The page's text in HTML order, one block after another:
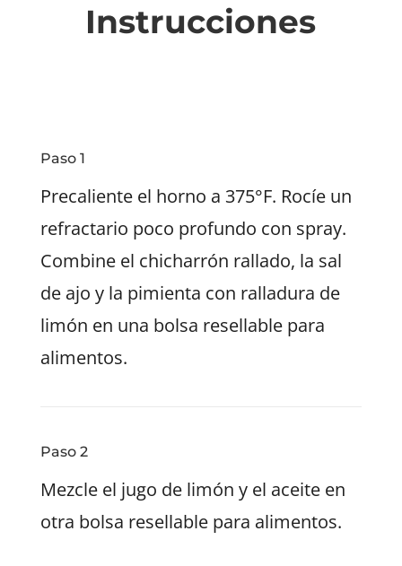
Instrucciones
Paso 1
Precaliente el horno a 375°F. Rocíe un
refractario poco profundo con spray.
Combine el chicharrón rallado, la sal
de ajo y la pimienta con ralladura de
limón en una bolsa resellable para
alimentos.
Paso 2
Mezcle el jugo de limón y el aceite en
otra bolsa resellable para alimentos.